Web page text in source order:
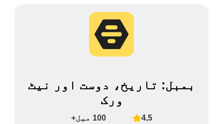
بمبل: تاریخ، دوست اور نیٹ
ورک
4,5 100 میل+